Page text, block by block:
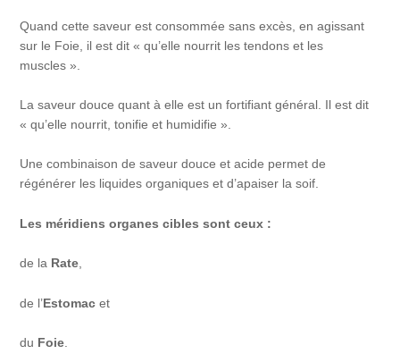
Quand cette saveur est consommée sans excès, en agissant
sur le Foie, il est dit « qu’elle nourrit les tendons et les
muscles ».
La saveur douce quant à elle est un fortifiant général. Il est dit
« qu’elle nourrit, tonifie et humidifie ».
Une combinaison de saveur douce et acide permet de
régénérer les liquides organiques et d’apaiser la soif.
Les méridiens organes cibles sont ceux :
de la Rate
de l’Estomac et
du Foie